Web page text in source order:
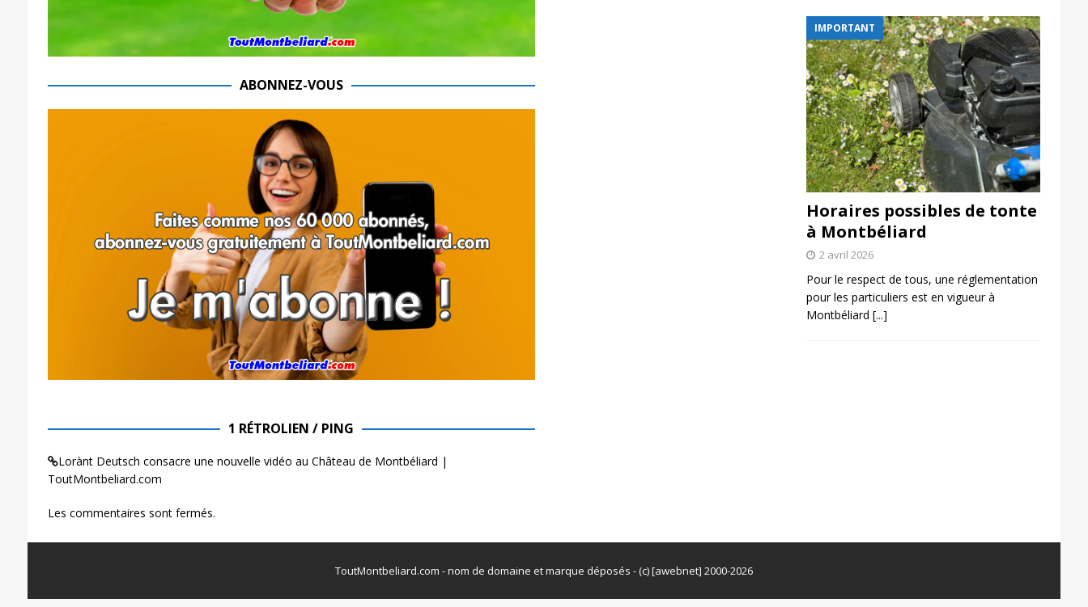
ABONNEZ-VOUS
1 RÉTROLIEN / PING
Lorànt Deutsch consacre une nouvelle vidéo au Château de Montbéliard |
ToutMontbeliard.com
Les commentaires sont fermés.
IMPORTANT
Horaires possibles de tonte
à Montbéliard
2 avril 2026
Pour le respect de tous, une réglementation
pour les particuliers est en vigueur à
Montbéliard [...]
ToutMontbeliard.com - nom de domaine et marque déposés - (c) [awebnet] 2000-2026